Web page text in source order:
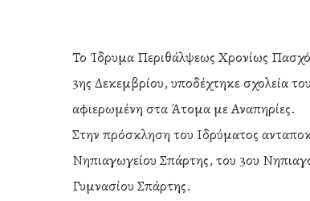
Το Ίδρυμα Περιθάλψεως Χρονίως
3ης Δεκεμβρίου, υποδέχτηκε σχολεία
αφιερωμένη στα Άτομα με Αναπηρίες.
Στην πρόσκληση του Ιδρύματος
Νηπιαγωγείου Σπάρτης, του 3ου
Γυμνασίου Σπάρτης.